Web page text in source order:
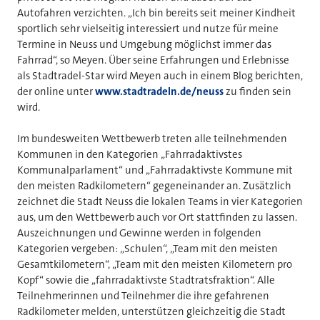
Autofahren verzichten. „Ich bin bereits seit meiner Kindheit
sportlich sehr vielseitig interessiert und nutze für meine
Termine in Neuss und Umgebung möglichst immer das
Fahrrad“, so Meyen. Über seine Erfahrungen und Erlebnisse
als Stadtradel-Star wird Meyen auch in einem Blog berichten,
der online unterwww.stadtradeln.de/neusszu finden sein
wird.
Im bundesweiten Wettbewerb treten alle teilnehmenden
Kommunen in den Kategorien „Fahrradaktivstes
Kommunalparlament“ und „Fahrradaktivste Kommune mit
den meisten Radkilometern“ gegeneinander an. Zusätzlich
zeichnet die Stadt Neuss die lokalen Teams in vier Kategorien
aus, um den Wettbewerb auch vor Ort stattfinden zu lassen.
Auszeichnungen und Gewinne werden in folgenden
Kategorien vergeben: „Schulen“, „Team mit den meisten
Gesamtkilometern“, „Team mit den meisten Kilometern pro
Kopf“ sowie die „fahrradaktivste Stadtratsfraktion“. Alle
Teilnehmerinnen und Teilnehmer die ihre gefahrenen
Radkilometer melden, unterstützen gleichzeitig die Stadt